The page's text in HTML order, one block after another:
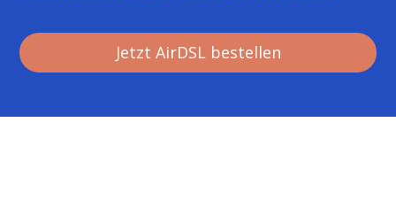
Jetzt AirDSL bestellen